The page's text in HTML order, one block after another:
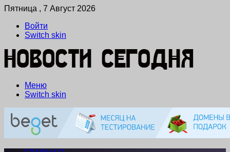
Пятница , 7 Август 2026
Войти
Switch skin
Меню
Switch skin